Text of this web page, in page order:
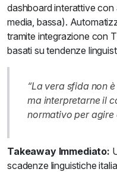
dashboard interattive con
media, bassa).
tramite integrazione con
basati su tendenze
“La vera sfida non
ma interpretarne il
normativo per agire
Takeaway Immediato:
scadenze linguistiche